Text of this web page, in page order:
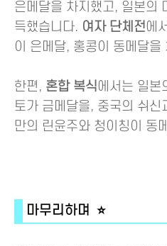
은메달을 차지했고, 일본의
득했습니다. 여자 단체전에
이 은메달, 홍콩이 동메달을
한편, 혼합 복식에서는 일본
토가 금메달을, 중국의 쉬신
만의 린윤주와 청이칭이 동
마무리하며 ⭐